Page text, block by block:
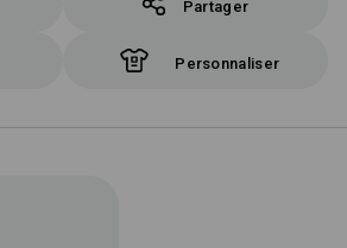
Partager
Personnaliser